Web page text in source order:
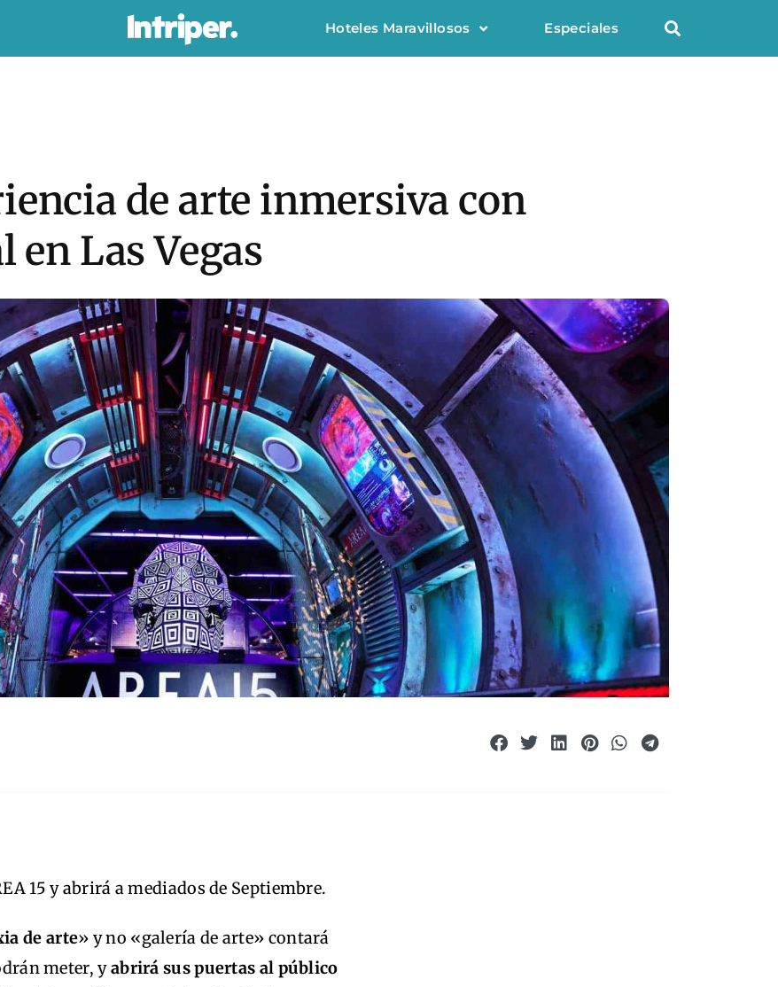
Hoteles Maravillosos Especiales
de arte inmersiva con
en Las Vegas
15 y abrirá a mediados de Septiembre.
de arte» y no «galería de arte» contará
meter, yabrirá sus puertas al público